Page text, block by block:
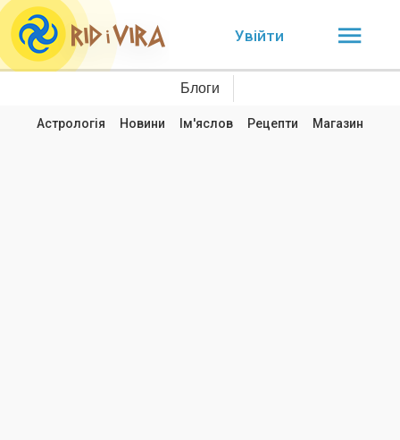
Увійти
Блоги
Астрологія Новини Ім'яслов Рецепти Магазин